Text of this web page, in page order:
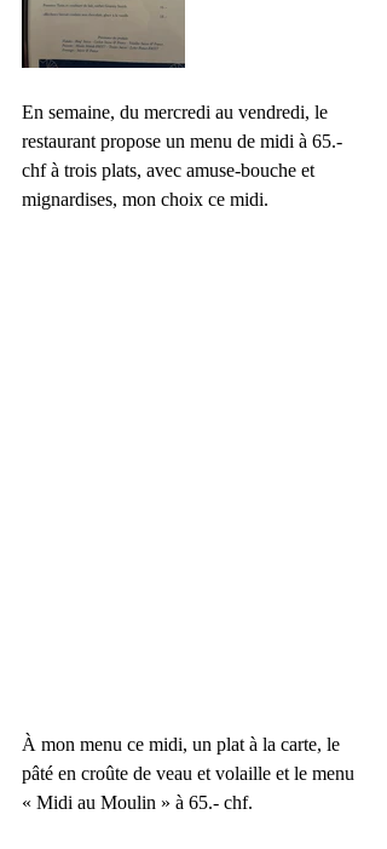
En semaine, du mercredi au vendredi, le
restaurant propose un menu de midi à 65.-
chf à trois plats, avec amuse-bouche et
mignardises, mon choix ce midi.
À mon menu ce midi, un plat à la carte, le
pâté en croûte de veau et volaille et le menu
« Midi au Moulin » à 65.- chf.